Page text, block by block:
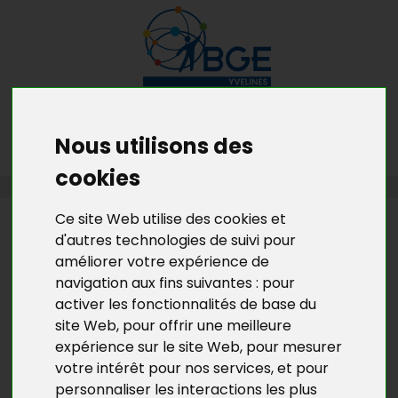
Nous utilisons des
cookies
Ce site Web utilise des cookies et
d'autres technologies de suivi pour
améliorer votre expérience de
navigation aux fins suivantes : pour
activer les fonctionnalités de base du
site Web, pour offrir une meilleure
expérience sur le site Web, pour mesurer
votre intérêt pour nos services,et pour
personnaliser les interactions les plus
PORTRAITS D'ENTREPRENEURS
PORTRAITS
D'ENTREPRENEURS
CORESANA : UNE EXPERTISE AU
SERVICE DES ENTREPRISES DE
SANTÉ
En 2025, Eureka N’Gollo choisit de tracer sa propre